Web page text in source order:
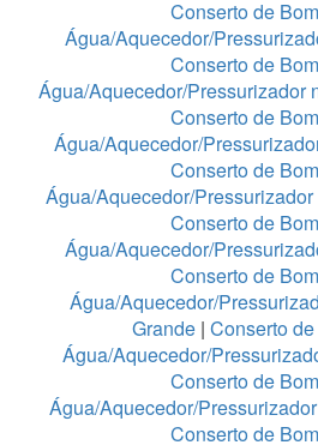
Conserto de
Água/Aquecedor/
Conserto de
Água/Aquecedor/Pressurizador
Conserto de
Água/Aquecedor/
Conserto de
Água/Aquecedor/
Conserto de
Água/Aquecedor/
Conserto de
Água/Aquecedor/
Grande| Conserto
Água/Aquecedor/
Conserto de
Água/Aquecedor/
Conserto de